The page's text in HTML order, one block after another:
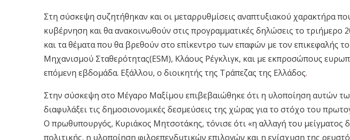
Στη σύσκεψη συζητήθηκαν και οι μεταρρυθμίσεις αναπτυξιακού χαρακτήρα
κυβέρνηση και θα ανακοινωθούν στις προγραμματικές δηλώσεις το τριήμερο
και τα θέματα που θα βρεθούν στο επίκεντρο των επαφών με τον επικεφαλής
Μηχανισμού Σταθερότητας(ESM), Κλάους Ρέγκλιγκ, και με εκπροσώπους
επόμενη εβδομάδα. Εξάλλου, ο διοικητής της Τράπεζας της Ελλάδος.
Στην σύσκεψη στο Μέγαρο Μαξίμου επιβεβαιώθηκε ότι η υλοποίηση αυτών
διαφυλάξει τις δημοσιονομικές δεσμεύσεις της χώρας για το στόχο του
Ο πρωθυπουργός, Κυριάκος Μητσοτάκης, τόνισε ότι «η αλλαγή του μείγματος
πολιτικής, η υλοποίηση φιλοεπενδυτικών επιλογών και η ενίσχυση της